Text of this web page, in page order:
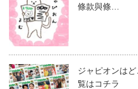
條款與條…
ジャピオンは
覧はコチラ